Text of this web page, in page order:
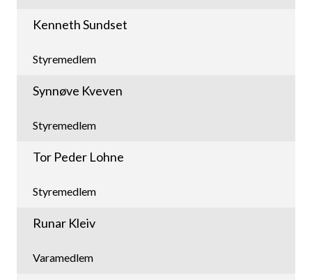
Kenneth Sundset
Styremedlem
Synnøve Kveven
Styremedlem
Tor Peder Lohne
Styremedlem
Runar Kleiv
Varamedlem